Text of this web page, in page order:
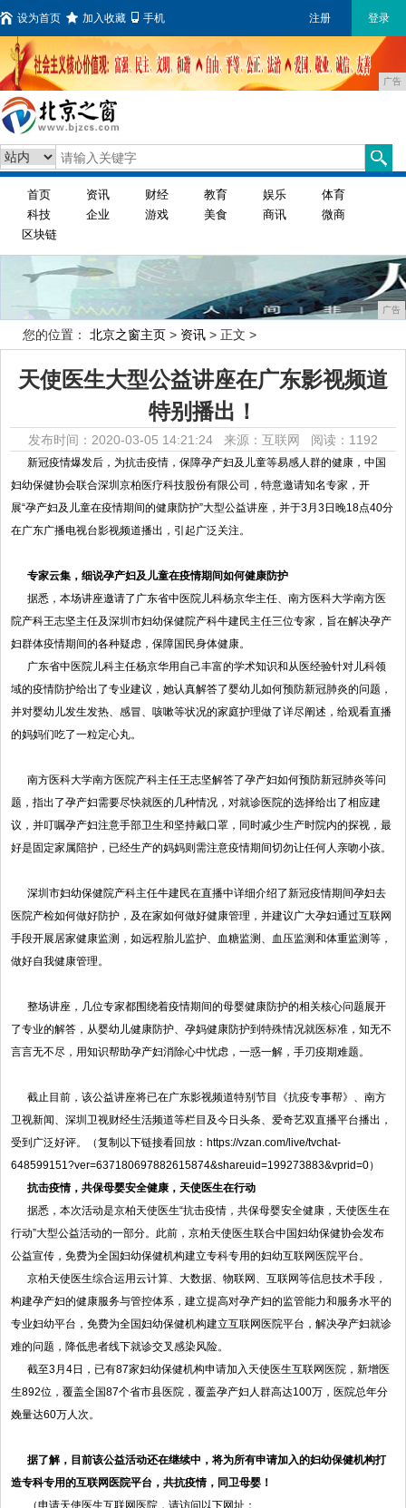
设为首页 加入收藏 手机 注册 登录
广告
首页 资讯 财经 教育 娱乐
体育
科技
企业 游戏 美食 商讯
微商
区块链
广告
您的位置： 北京之窗主页 > 资讯 > 正文 >
天使医生大型公益讲座在广东影视频道
特别播出！
发布时间：2020-03-05 14:21:24 来源：互联网 阅读：1192
新冠疫情爆发后，为抗击疫情，保障孕产妇及儿童等易感人群的健康，中国
妇幼保健协会联合深圳京柏医疗科技股份有限公司，特意邀请知名专家，开
展“孕产妇及儿童在疫情期间的健康防护”大型公益讲座，并于3月3日晚18点40分
在广东广播电视台影视频道播出，引起广泛关注。
专家云集，细说孕产妇及儿童在疫情期间如何健康防护
据悉，本场讲座邀请了广东省中医院儿科杨京华主任、南方医科大学南方医
院产科王志坚主任及深圳市妇幼保健院产科牛建民主任三位专家，旨在解决孕产
妇群体疫情期间的各种疑虑，保障国民身体健康。
广东省中医院儿科主任杨京华用自己丰富的学术知识和从医经验针对儿科领
域的疫情防护给出了专业建议，她认真解答了婴幼儿如何预防新冠肺炎的问题，
并对婴幼儿发生发热、感冒、咳嗽等状况的家庭护理做了详尽阐述，给观看直播
的妈妈们吃了一粒定心丸。
南方医科大学南方医院产科主任王志坚解答了孕产妇如何预防新冠肺炎等问
题，指出了孕产妇需要尽快就医的几种情况，对就诊医院的选择给出了相应建
议，并叮嘱孕产妇注意手部卫生和坚持戴口罩，同时减少生产时院内的探视，最
好是固定家属陪护，已经生产的妈妈则需注意疫情期间切勿让任何人亲吻小孩。
深圳市妇幼保健院产科主任牛建民在直播中详细介绍了新冠疫情期间孕妇去
医院产检如何做好防护，及在家如何做好健康管理，并建议广大孕妇通过互联网
手段开展居家健康监测，如远程胎儿监护、血糖监测、血压监测和体重监测等，
做好自我健康管理。
整场讲座，几位专家都围绕着疫情期间的母婴健康防护的相关核心问题展开
了专业的解答，从婴幼儿健康防护、孕妈健康防护到特殊情况就医标准，知无不
言言无不尽，用知识帮助孕产妇消除心中忧虑，一惑一解，手刃疫期难题。
截止目前，该公益讲座将已在广东影视频道特别节目《抗疫专事帮》、南方
卫视新闻、深圳卫视财经生活频道等栏目及今日头条、爱奇艺双直播平台播出，
受到广泛好评。（复制以下链接看回放：https://vzan.com/live/tvchat-
648599151?ver=637180697882615874&shareuid=199273883&vprid=0）
抗击疫情，共保母婴安全健康，天使医生在行动
据悉，本次活动是京柏天使医生“抗击疫情，共保母婴安全健康，天使医生在
行动”大型公益活动的一部分。此前，京柏天使医生联合中国妇幼保健协会发布
公益宣传，免费为全国妇幼保健机构建立专科专用的妇幼互联网医院平台。
京柏天使医生综合运用云计算、大数据、物联网、互联网等信息技术手段，
构建孕产妇的健康服务与管控体系，建立提高对孕产妇的监管能力和服务水平的
专业妇幼平台，免费为全国妇幼保健机构建立互联网医院平台，解决孕产妇就诊
难的问题，降低患者线下就诊交叉感染风险。
截至3月4日，已有87家妇幼保健机构申请加入天使医生互联网医院，新增医
生892位，覆盖全国87个省市县医院，覆盖孕产妇人群高达100万，医院总年分
娩量达60万人次。
据了解，目前该公益活动还在继续中，将为所有申请加入的妇幼保健机构打
造专科专用的互联网医院平台，共抗疫情，同卫母婴！
（申请天使医生互联网医院，请访问以下网址：